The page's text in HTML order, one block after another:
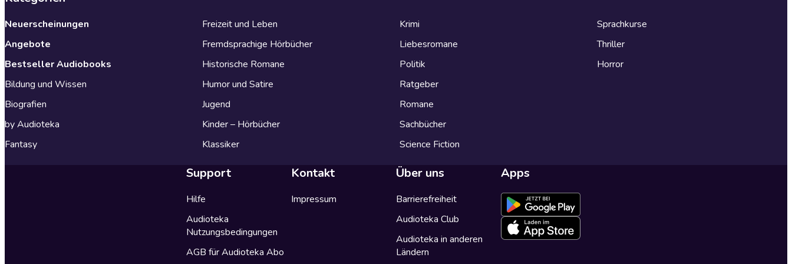
Neuerscheinungen
Angebote
Bestseller Audiobooks
Bildung und Wissen
Biografien
by Audioteka
Fantasy
Freizeit und Leben
Fremdsprachige Hörbücher
Historische Romane
Humor und Satire
Jugend
Kinder – Hörbücher
Klassiker
Krimi
Liebesromane
Politik
Ratgeber
Romane
Sachbücher
Science Fiction
Sprachkurse
Thriller
Horror
Support
Hilfe
Audioteka
Nutzungsbedingungen
AGB für Audioteka Abo
Kontakt
Impressum
Über uns
Barrierefreiheit
Audioteka Club
Audioteka in anderen
Ländern
Apps